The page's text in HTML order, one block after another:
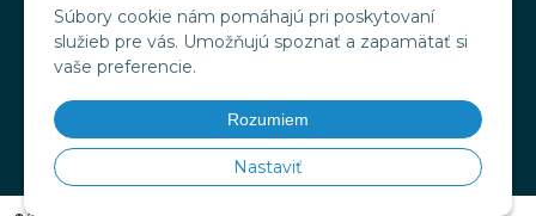
Súbory cookie nám pomáhajú pri poskytovaní
služieb pre vás. Umožňujú spoznať a zapamätať si
vaše preferencie.
Rozumiem
Nastaviť
VŠETKO O NÁKUPE
Obchodné podmienky
Doprava a platba
Ochrana osobných údajov